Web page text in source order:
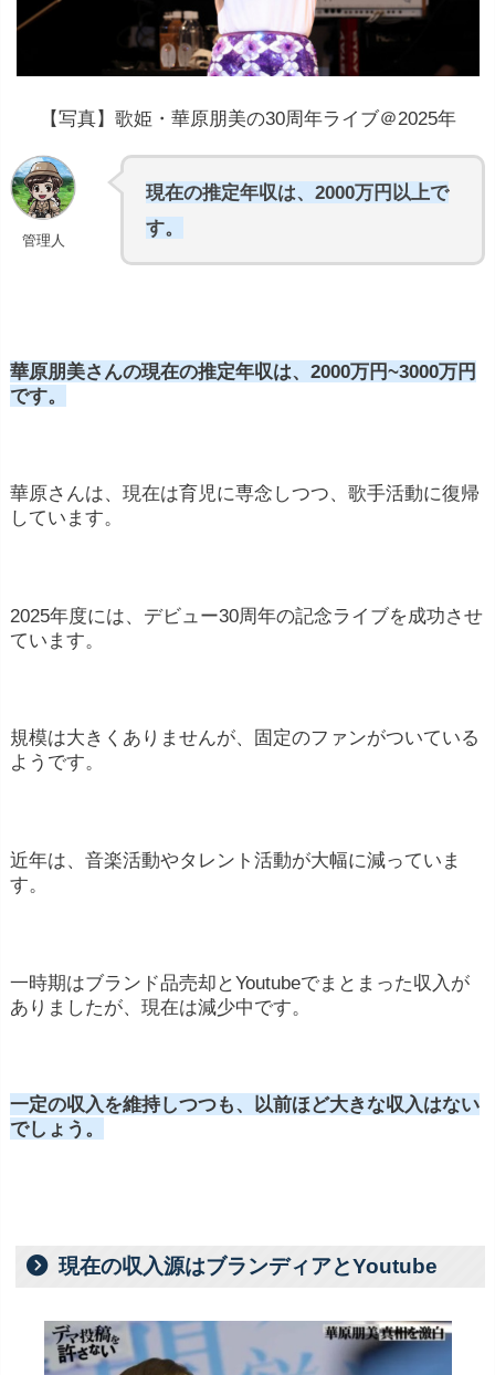
【写真】歌姫・華原朋美の30周年ライブ＠2025年
管理人
現在の推定年収は、2000万円以上で
す。
華原朋美さんの現在の推定年収は、2000万円~3000万円
です。
華原さんは、現在は育児に専念しつつ、歌手活動に復帰
しています。
2025年度には、デビュー30周年の記念ライブを成功させ
ています。
規模は大きくありませんが、固定のファンがついている
ようです。
近年は、音楽活動やタレント活動が大幅に減っていま
す。
一時期はブランド品売却とYoutubeでまとまった収入が
ありましたが、現在は減少中です。
一定の収入を維持しつつも、以前ほど大きな収入はない
でしょう。
現在の収入源はブランディアとYoutube